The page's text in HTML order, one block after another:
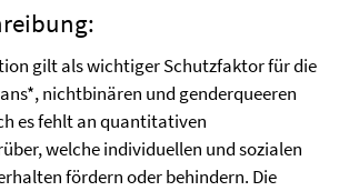
gilt als wichtiger Schutzfaktor für die
nichtbinären und genderqueeren
es fehlt an quantitativen
welche individuellen und sozialen
fördern oder behindern. Die